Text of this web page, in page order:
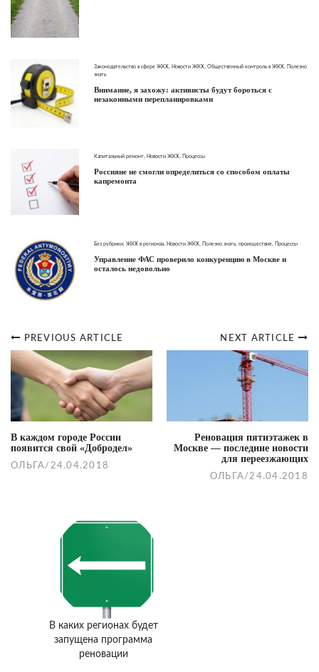
Законодательство в сфере ЖКХ Новости ЖКХ Общественный контроль в ЖКХ
Полезно
знать
Внимание, я захожу: активисты будут бороться с
незаконными перепланировками
Капитальный ремонт Новости ЖКХ Процессы
Россияне не смогли определиться со способом оплаты
капремонта
Без рубрики ЖКХ в регионах Новости ЖКХ Полезно знать, происшествие Процессы
Управление ФАС проверило конкуренцию в Москве и
осталось недовольно
Post
navigation
NEXT ARTICLE
Реновация пятиэтажек в
Москве — последние новости
для переезжающих
ОЛЬГА / 24.04.2018
PREVIOUS ARTICLE
В каждом городе России
появится свой «Добродел»
ОЛЬГА / 24.04.2018
В каких регионах будет
запущена программа
реновации